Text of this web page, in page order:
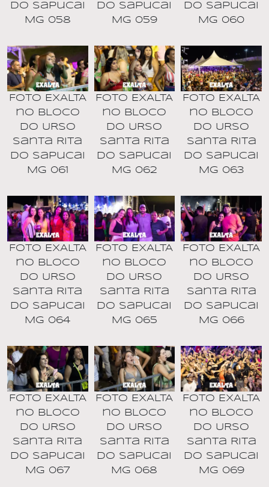
do Sapucai
MG 058
do Sapucai
MG 059
do Sapucai
MG 060
Foto EXALTA
no BLOCO
DO URSO
Santa Rita
do Sapucai
MG 061
Foto EXALTA
no BLOCO
DO URSO
Santa Rita
do Sapucai
MG 062
Foto EXALTA
no BLOCO
DO URSO
Santa Rita
do Sapucai
MG 063
Foto EXALTA
no BLOCO
DO URSO
Santa Rita
do Sapucai
MG 064
Foto EXALTA
no BLOCO
DO URSO
Santa Rita
do Sapucai
MG 065
Foto EXALTA
no BLOCO
DO URSO
Santa Rita
do Sapucai
MG 066
Foto EXALTA
no BLOCO
DO URSO
Santa Rita
do Sapucai
MG 067
Foto EXALTA
no BLOCO
DO URSO
Santa Rita
do Sapucai
MG 068
Foto EXALTA
no BLOCO
DO URSO
Santa Rita
do Sapucai
MG 069